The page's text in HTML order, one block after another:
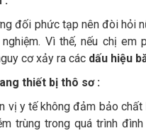
đối phức tạp nên đòi hỏi
Vì thế, nếu chị
cơ xảy ra các dấu hiệu
thiết bị thô sơ :
vị y tế không đảm bảo
trùng trong quá trình